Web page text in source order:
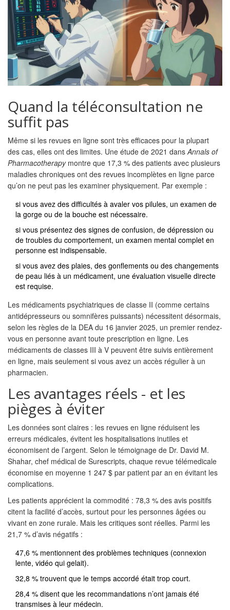
Quand la téléconsultation ne
suffit pas
Même si les revues en ligne sont très efficaces pour la plupart
des cas, elles ont des limites. Une étude de 2021 dansAnnals of
Pharmacotherapymontre que 17,3 % des patients avec plusieurs
maladies chroniques ont des revues incomplètes en ligne parce
qu’on ne peut pas les examiner physiquement. Par exemple :
si vous avez des difficultés à avaler vos pilules, un examen de
la gorge ou de la bouche est nécessaire.
si vous présentez des signes de confusion, de dépression ou
de troubles du comportement, un examen mental complet en
personne est indispensable.
si vous avez des plaies, des gonflements ou des changements
de peau liés à un médicament, une évaluation visuelle directe
est requise.
Les médicaments psychiatriques de classe II (comme certains
antidépresseurs ou somnifères puissants) nécessitent désormais,
selon les règles de la DEA du 16 janvier 2025, un premier rendez-
vous en personne avant toute prescription en ligne. Les
médicaments de classes III à V peuvent être suivis entièrement
en ligne, mais seulement si vous avez un accès régulier à un
pharmacien.
Les avantages réels - et les
pièges à éviter
Les données sont claires : les revues en ligne réduisent les
erreurs médicales, évitent les hospitalisations inutiles et
économisent de l’argent. Selon le témoignage de Dr. David M.
Shahar, chef médical de Surescripts, chaque revue télémedicale
économise en moyenne 1 247 $ par patient par an en évitant les
complications.
Les patients apprécient la commodité : 78,3 % des avis positifs
citent la facilité d’accès, surtout pour les personnes âgées ou
vivant en zone rurale. Mais les critiques sont réelles. Parmi les
21,7 % d’avis négatifs :
47,6 % mentionnent des problèmes techniques (connexion
lente, vidéo qui gelait).
32,8 % trouvent que le temps accordé était trop court.
28,4 % disent que les recommandations n’ont jamais été
transmises à leur médecin.